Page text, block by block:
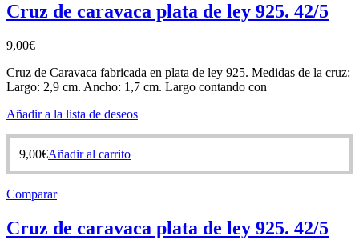
Cruz de caravaca plata de ley 925. 42/5
9,00€
Cruz de Caravaca fabricada en plata de ley 925. Medidas de la cruz:
Largo: 2,9 cm. Ancho: 1,7 cm. Largo contando con
Añadir a la lista de deseos
9,00€Añadir al carrito
Comparar
Cruz de caravaca plata de ley 925. 42/5